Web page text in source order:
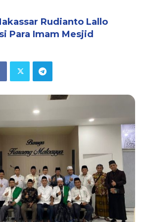
Rudianto Lallo
Para Imam Mesjid